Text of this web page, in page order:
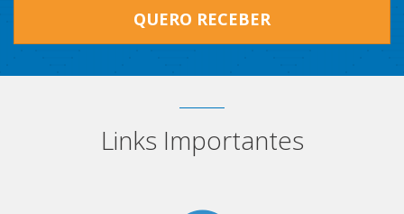
QUERO RECEBER
Links Importantes